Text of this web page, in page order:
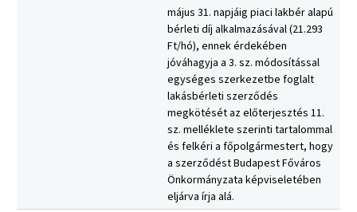
május 31. napjáig piaci lakbér alapú
bérleti díj alkalmazásával (21.293
Ft/hó), ennek érdekében
jóváhagyja a 3. sz. módosítással
egységes szerkezetbe foglalt
lakásbérleti szerződés
megkötését az előterjesztés 11.
sz. melléklete szerinti tartalommal
és felkéri a főpolgármestert, hogy
a szerződést Budapest Főváros
Önkormányzata képviseletében
eljárva írja alá.